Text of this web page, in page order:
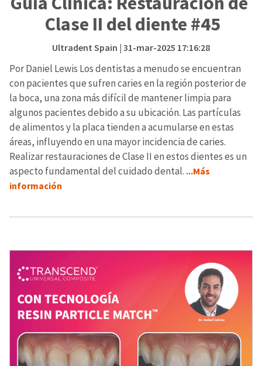
Clase II del diente #45
Ultradent Spain | 31-mar-2025 17:16:28
Por Daniel Lewis Los dentistas a menudo se encuentran
con pacientes que sufren caries en la región posterior de
la boca, una zona más difícil de mantener limpia para
algunos pacientes debido a su ubicación. Las partículas
de alimentos y la placa tienden a acumularse en estas
áreas, influyendo en una mayor incidencia de caries.
Realizar restauraciones de Clase II en estos dientes es un
aspecto fundamental del cuidado dental. ...Más
información